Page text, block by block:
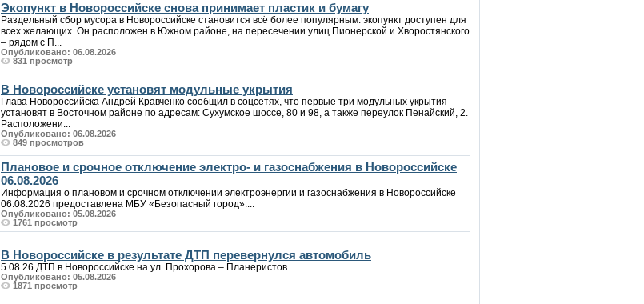
Экопункт в Новороссийске снова принимает пластик и бумагу
Раздельный сбор мусора в Новороссийске становится всё более популярным: экопункт доступен для
всех желающих. Он расположен в Южном районе, на пересечении улиц Пионерской и Хворостянского
– рядом с П...
Опубликовано: 06.08.2026
831 просмотр
В Новороссийске установят модульные укрытия
Глава Новороссийска Андрей Кравченко сообщил в соцсетях, что первые три модульных укрытия
установят в Восточном районе по адресам: Сухумское шоссе, 80 и 98, а также переулок Пенайский, 2.
Расположени...
Опубликовано: 06.08.2026
849 просмотров
Плановое и срочное отключение электро- и газоснабжения в Новороссийске
06.08.2026
Информация о плановом и срочном отключении электроэнергии и газоснабжения в Новороссийске
06.08.2026 предоставлена МБУ «Безопасный город»....
Опубликовано: 05.08.2026
1761 просмотр
В Новороссийске в результате ДТП перевернулся автомобиль
5.08.26 ДТП в Новороссийске на ул. Прохорова – Планеристов. ...
Опубликовано: 05.08.2026
1871 просмотр